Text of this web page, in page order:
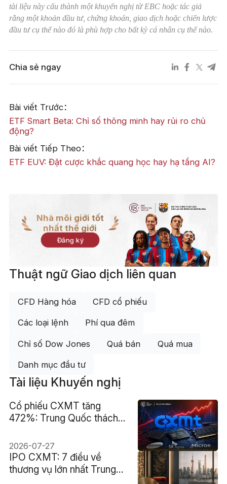
tài liệu này cấu thành một khuyến nghị từ EBC hoặc tác giả
rằng một khoản đầu tư, chứng khoán, giao dịch hoặc chiến lược
đầu tư cụ thể nào đó là phù hợp cho bất kỳ cá nhân cụ thể nào.
Chia sẻ ngay
Bài viết Trước：
ETF Smart Beta: Chỉ số thông minh hay rủi ro chủ
động?
Bài viết Tiếp Theo：
ETF EUV: Đặt cược khắc quang học hay hạ tầng AI?
Nhà môi giới tốt
nhất thế giới
Đăng ký
Thuật ngữ Giao dịch liên quan
CFD Hàng hóa CFD cổ phiếu
Các loại lệnh Phí qua đêm
Chỉ số Dow Jones Quá bán Quá mua
Danh mục đầu tư
Tài liệu Khuyến nghị
Cổ phiếu CXMT tăng
472%: Trung Quốc thách
2026-07-27
IPO CXMT: 7 điều về
thương vụ lớn nhất Trung